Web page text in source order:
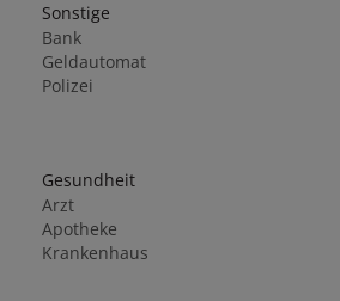
Sonstige
Bank
Geldautomat
Polizei
Gesundheit
Arzt
Apotheke
Krankenhaus